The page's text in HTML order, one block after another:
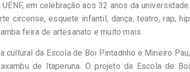
em celebração aos 32 anos da universidade.
circense, esquete infantil, dança, teatro, rap, hip
feira de artesanato e muito mais.
da Escola de Boi Pintadnho e Mineiro Pau,
de Itaperuna. O projeto da Escola de Boi